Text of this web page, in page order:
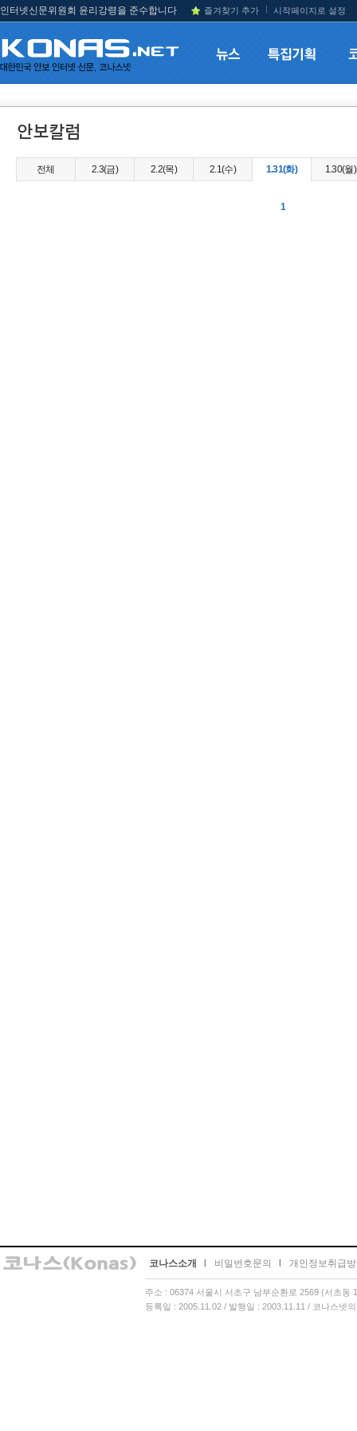
인터넷신문위원회 윤리강령을 준수합니다 즐겨찾기 추가 시작페이지로 설정
전체 2.3(금) 2.2(목) 2.1(수) 1.31(화) 1.30(월)
1
코나스소개 비밀번호문의 개인정보취급
주소 : 06374 서울시 서초구 남부순환로 2569 (서초
등록일 : 2005.11.02 / 발행일 : 2003.11.11 / 코나스넷